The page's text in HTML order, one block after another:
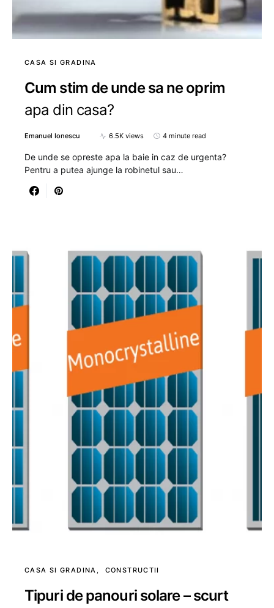
CASA SI GRADINA
Cum stim de unde sa ne oprim
apa din casa?
Emanuel Ionescu 6.5K views 4 minute read
De unde se opreste apa la baie in caz de urgenta?
Pentru a putea ajunge la robinetul sau…
CASA SI GRADINA CONSTRUCTII
Tipuri de panouri solare – scurt